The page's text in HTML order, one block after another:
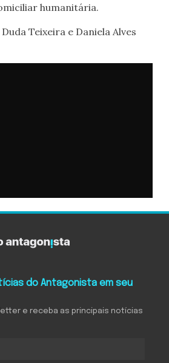
humanitária.
Teixeira e Daniela Alves
do Antagonista em seu
e receba as principais notícias